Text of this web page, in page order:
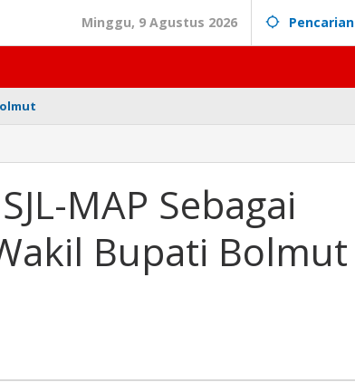
Minggu, 9 Agustus 2026 Pencarian
MAP Sebagai
Bupati Bolmut